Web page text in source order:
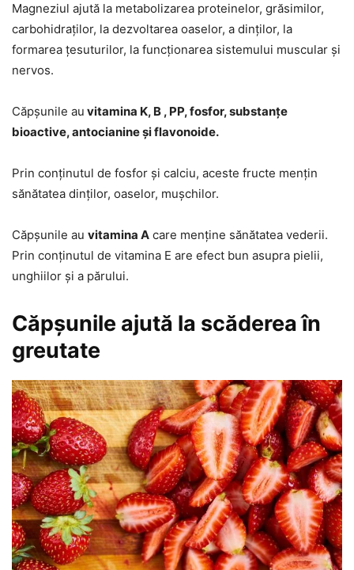
Magneziul ajută la metabolizarea proteinelor, grăsimilor,
carbohidraților, la dezvoltarea oaselor, a dinților, la
formarea țesuturilor, la funcționarea sistemului muscular și
nervos.
Căpșunile au vitamina K, B , PP, fosfor, substanțe
bioactive, antocianine și flavonoide.
Prin conținutul de fosfor și calciu, aceste fructe mențin
sănătatea dinților, oaselor, mușchilor.
Căpșunile au vitamina A care menține sănătatea vederii.
Prin conținutul de vitamina E are efect bun asupra pielii,
unghiilor și a părului.
Căpșunile ajută la scăderea în
greutate